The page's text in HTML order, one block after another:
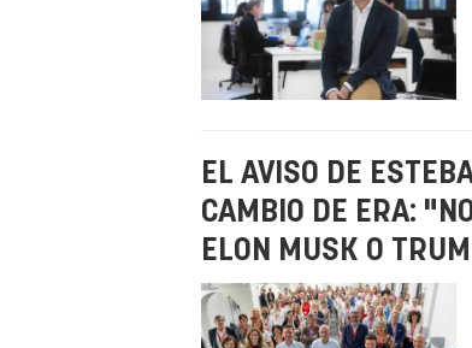
EL AVISO DE
CAMBIO DE ERA:
ELON MUSK O